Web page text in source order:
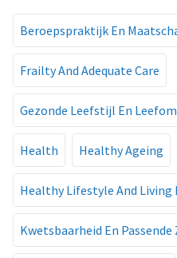
Beroepspraktijk En
Frailty And Adequate Care
Gezonde Leefstijl En
Health Healthy Ageing
Healthy Lifestyle And
Kwetsbaarheid En Passende